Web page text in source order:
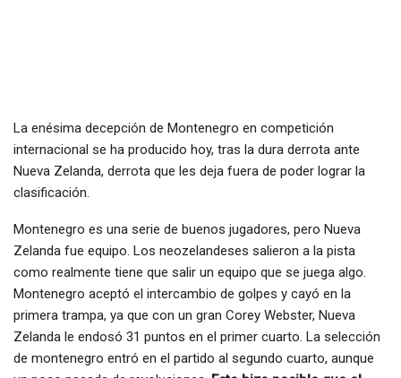
La enésima decepción de Montenegro en competición
internacional se ha producido hoy, tras la dura derrota ante
Nueva Zelanda, derrota que les deja fuera de poder lograr la
clasificación.
Montenegro es una serie de buenos jugadores, pero Nueva
Zelanda fue equipo. Los neozelandeses salieron a la pista
como realmente tiene que salir un equipo que se juega algo.
Montenegro aceptó el intercambio de golpes y cayó en la
primera trampa, ya que con un gran Corey Webster, Nueva
Zelanda le endosó 31 puntos en el primer cuarto. La selección
de montenegro entró en el partido al segundo cuarto, aunque